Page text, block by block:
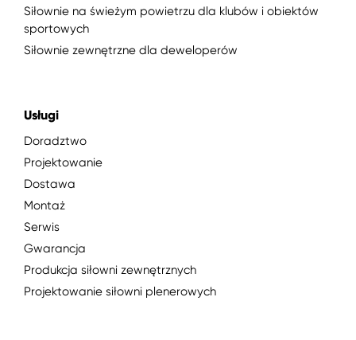
Siłownie na świeżym powietrzu dla klubów i obiektów
sportowych
Siłownie zewnętrzne dla deweloperów
Usługi
Doradztwo
Projektowanie
Dostawa
Montaż
Serwis
Gwarancja
Produkcja siłowni zewnętrznych
Projektowanie siłowni plenerowych